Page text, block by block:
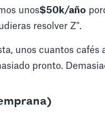
unos$50k/año
resolver Z".
unos cuantos cafés
pronto.